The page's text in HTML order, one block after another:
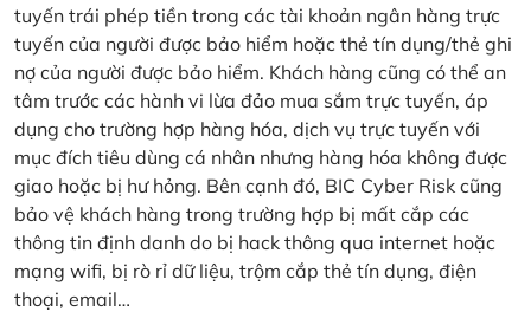
tuyến trái phép tiền trong các tài khoản ngân hàng trực
tuyến của người được bảo hiểm hoặc thẻ tín dụng/thẻ ghi
nợ của người được bảo hiểm. Khách hàng cũng có thể an
tâm trước các hành vi lừa đảo mua sắm trực tuyến, áp
dụng cho trường hợp hàng hóa, dịch vụ trực tuyến với
mục đích tiêu dùng cá nhân nhưng hàng hóa không được
giao hoặc bị hư hỏng. Bên cạnh đó, BIC Cyber Risk cũng
bảo vệ khách hàng trong trường hợp bị mất cắp các
thông tin định danh do bị hack thông qua internet hoặc
mạng wifi, bị rò rỉ dữ liệu, trộm cắp thẻ tín dụng, điện
thoại, email…